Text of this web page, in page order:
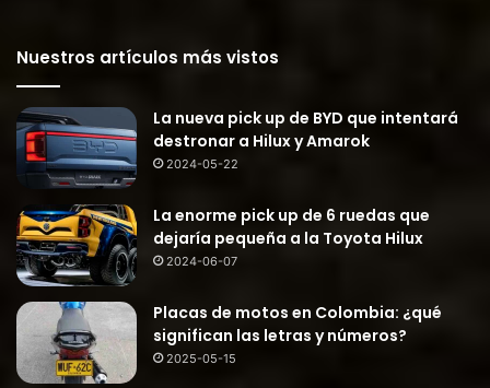
Nuestros artículos más vistos
La nueva pick up de BYD que intentará
destronar a Hilux y Amarok
2024-05-22
La enorme pick up de 6 ruedas que
dejaría pequeña a la Toyota Hilux
2024-06-07
Placas de motos en Colombia: ¿qué
significan las letras y números?
2025-05-15